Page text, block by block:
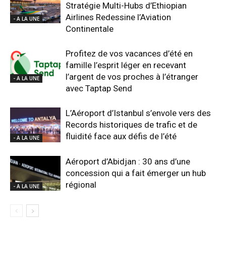
- A LA UNE
Stratégie Multi-Hubs d’Ethiopian
Airlines Redessine l’Aviation
Continentale
- A LA UNE
Profitez de vos vacances d’été en
famille l’esprit léger en recevant
l’argent de vos proches à l’étranger
avec Taptap Send
- A LA UNE
L’Aéroport d’Istanbul s’envole vers des
Records historiques de trafic et de
fluidité face aux défis de l’été
- A LA UNE
Aéroport d’Abidjan : 30 ans d’une
concession qui a fait émerger un hub
régional